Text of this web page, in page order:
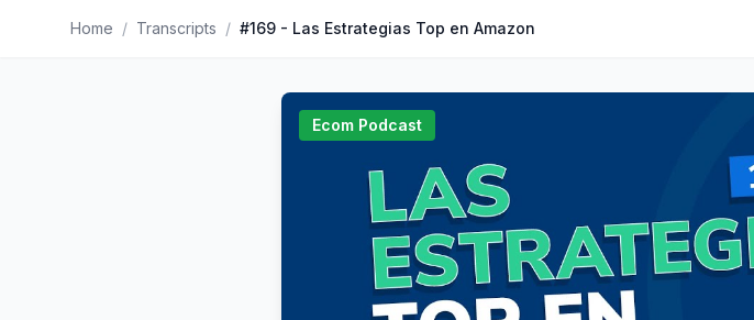
Home / Transcripts / #169 - Las Estrategias Top en Amazon
Ecom Podcast